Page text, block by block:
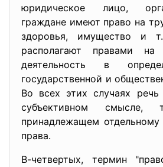
юридическое лицо,
граждане имеют право на
здоровья, имущество и
располагают правами
деятельность в
государственной и
Во всех этих случаях
субъективном
принадлежащем
права.
В-четвертых, термин